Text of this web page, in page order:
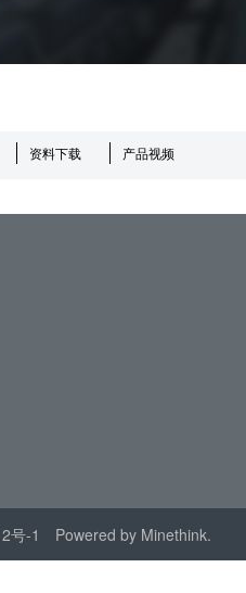
资料下载 产品视频
号-1 Powered by Minethink.